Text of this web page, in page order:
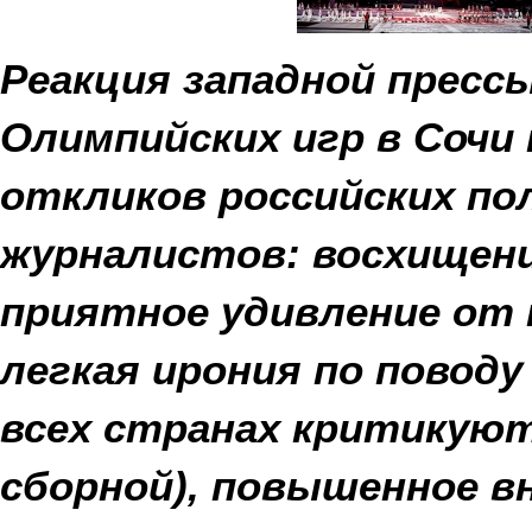
Реакция западной
Олимпийских игр в
откликов российских
журналистов:
приятное удивление
легкая ирония по
всех странах
сборной), повышенное